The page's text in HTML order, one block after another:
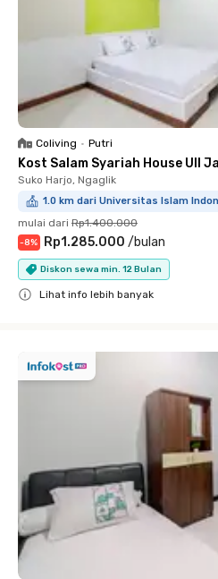
Coliving • Putri
Kost Salam Syariah House UII
Suko Harjo, Ngaglik
1.0 km dari Universitas Islam
mulai dari Rp1.400.000
-8% Rp1.285.000 /bulan
Diskon sewa min. 12 Bulan
Lihat info lebih banyak